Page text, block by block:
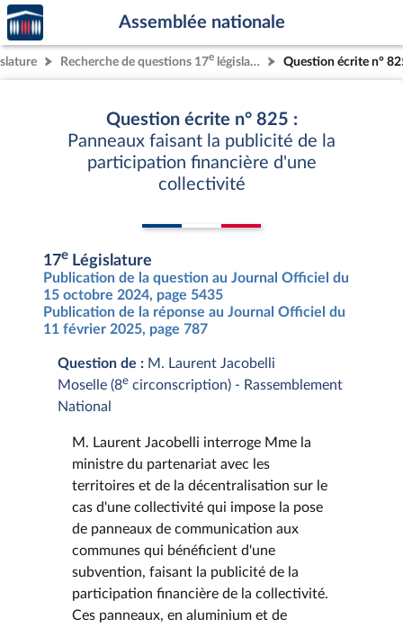
Aller au contenu
Aller en bas de la page
Accèder
à la
page
d'accueil
Assemblée nationale
Recherche de questions 17e législature Question écrite n°
Question écrite n° 825 :
Panneaux faisant la publicité de la
participation financière d'une
collectivité
17e Législature
Publication de la question au Journal Officiel du
15 octobre 2024, page 5435
Publication de la réponse au Journal Officiel du
11 février 2025, page 787
Question de : M. Laurent Jacobelli
Moselle (8e circonscription) - Rassemblement
National
M. Laurent Jacobelli interroge Mme la
ministre du partenariat avec les
territoires et de la décentralisation sur le
cas d'une collectivité qui impose la pose
de panneaux de communication aux
communes qui bénéficient d'une
subvention, faisant la publicité de la
participation financière de la collectivité.
Ces panneaux, en aluminium et de